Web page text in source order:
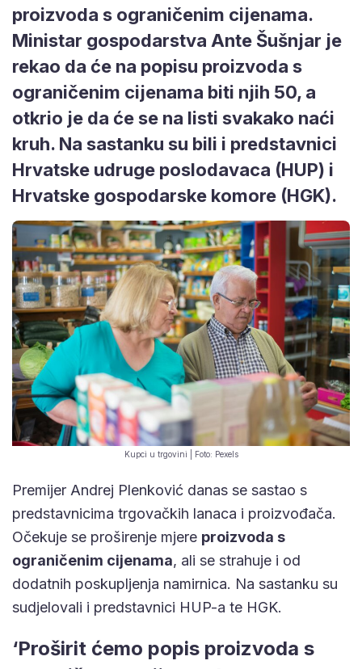
proizvoda s ograničenim cijenama.
Ministar gospodarstva Ante Šušnjar je
rekao da će na popisu proizvoda s
ograničenim cijenama biti njih 50, a
otkrio je da će se na listi svakako naći
kruh. Na sastanku su bili i predstavnici
Hrvatske udruge poslodavaca (HUP) i
Hrvatske gospodarske komore (HGK).
Kupci u trgovini | Foto: Pexels
Premijer Andrej Plenković danas se sastao s
predstavnicima trgovačkih lanaca i proizvođača.
Očekuje se proširenje mjere proizvoda s
ograničenim cijenama, ali se strahuje i od
dodatnih poskupljenja namirnica. Na sastanku su
sudjelovali i predstavnici HUP-a te HGK.
‘Proširit ćemo popis proizvoda s